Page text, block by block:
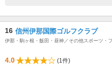
16 信州伊那国際ゴルフクラブ
伊那・駒ヶ根・飯田・昼神／その他スポーツ・
4.0
(1件)